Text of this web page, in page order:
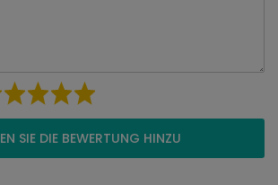
SIE DIE BEWERTUNG HINZU